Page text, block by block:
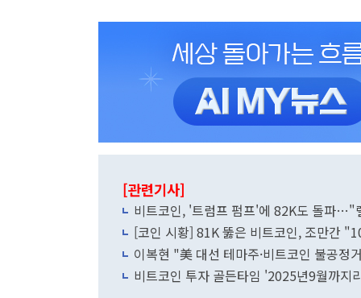
[관련기사]
비트코인, '트럼프 펌프'에 82K도 돌파…"
[코인 시황] 81K 뚫은 비트코인, 조만간
이복현 "美 대선 테마주·비트코인 불공정
비트코인 투자 골든타임 '2025년9월까지